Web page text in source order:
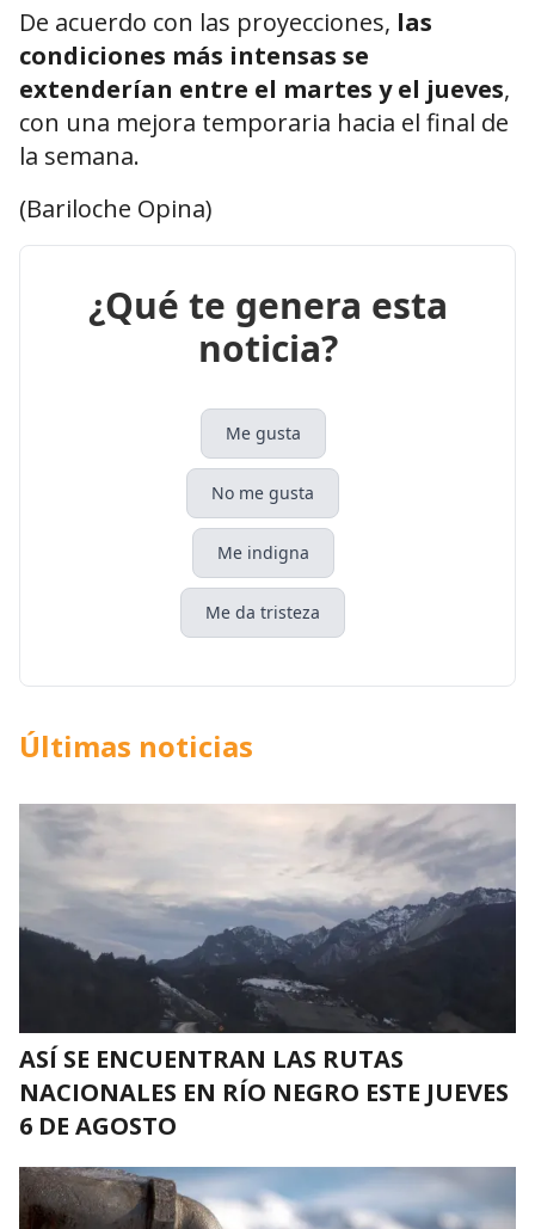
De acuerdo con las proyecciones, las
condiciones más intensas se
extenderían entre el martes y el jueves,
con una mejora temporaria hacia el final de
la semana.
(Bariloche Opina)
¿Qué te genera esta
noticia?
Me gusta
No me gusta
Me indigna
Me da tristeza
Últimas noticias
ASÍ SE ENCUENTRAN LAS RUTAS
NACIONALES EN RÍO NEGRO ESTE JUEVES
6 DE AGOSTO